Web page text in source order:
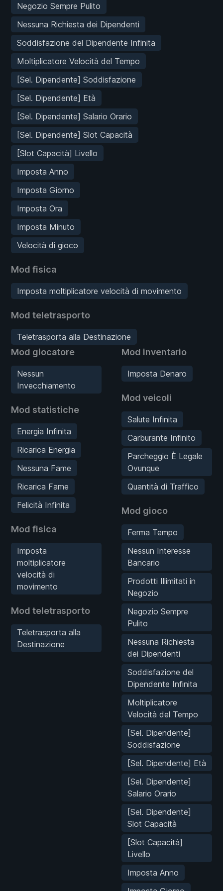
Negozio Sempre Pulito
Nessuna Richiesta dei Dipendenti
Soddisfazione del Dipendente Infinita
Moltiplicatore Velocità del Tempo
[Sel. Dipendente] Soddisfazione
[Sel. Dipendente] Età
[Sel. Dipendente] Salario Orario
[Sel. Dipendente] Slot Capacità
[Slot Capacità] Livello
Imposta Anno
Imposta Giorno
Imposta Ora
Imposta Minuto
Velocità di gioco
Mod fisica
Imposta moltiplicatore velocità di movimento
Mod teletrasporto
Teletrasporta alla Destinazione
Mod giocatore
Nessun
Invecchiamento
Mod statistiche
Energia Infinita
Ricarica Energia
Nessuna Fame
Ricarica Fame
Felicità Infinita
Mod fisica
Imposta
moltiplicatore
velocità di
movimento
Mod teletrasporto
Teletrasporta alla
Destinazione
Mod inventario
Imposta Denaro
Mod veicoli
Salute Infinita
Carburante Infinito
Parcheggio È Legale
Ovunque
Quantità di Traffico
Mod gioco
Ferma Tempo
Nessun Interesse
Bancario
Prodotti Illimitati in
Negozio
Negozio Sempre
Pulito
Nessuna Richiesta
dei Dipendenti
Soddisfazione del
Dipendente Infinita
Moltiplicatore
Velocità del Tempo
[Sel. Dipendente]
Soddisfazione
[Sel. Dipendente] Età
[Sel. Dipendente]
Salario Orario
[Sel. Dipendente]
Slot Capacità
[Slot Capacità]
Livello
Imposta Anno